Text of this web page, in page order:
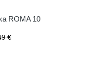
ROMA 10
€